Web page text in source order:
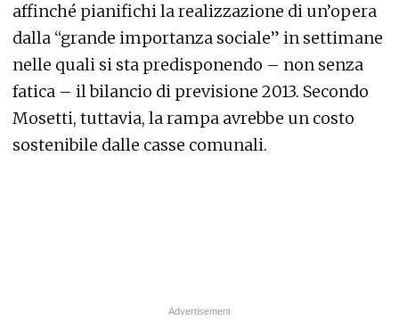
affinché pianifichi la realizzazione di un’opera
dalla “grande importanza sociale” in settimane
nelle quali si sta predisponendo – non senza
fatica – il bilancio di previsione 2013. Secondo
Mosetti, tuttavia, la rampa avrebbe un costo
sostenibile dalle casse comunali.